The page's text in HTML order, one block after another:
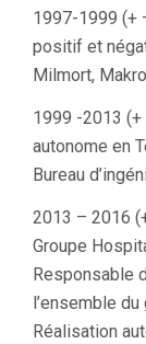
1997-1999 (+
positif et
Milmort,
1999 -2013
autonome en
Bureau
2013 – 2016
Groupe
Responsable
l’ensemble du
Réalisation